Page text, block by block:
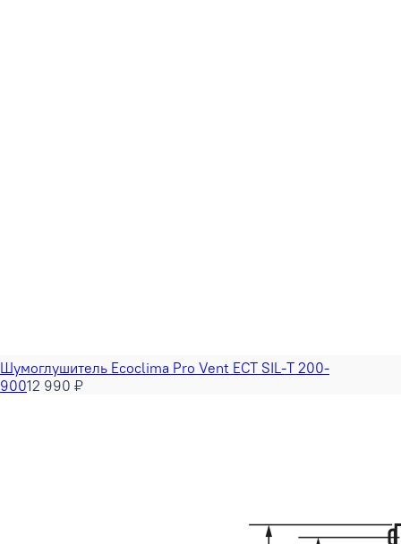
Шумоглушитель Ecoclima Pro Vent ECT SIL-T 200-
90012 990 ₽